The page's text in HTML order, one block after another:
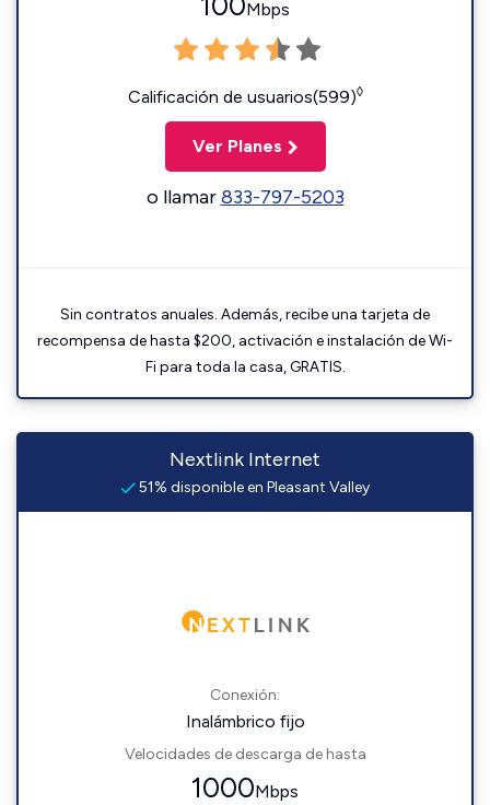
Mbps
Calificación de usuarios(599)◊
Ver Planes
o llamar833-797-5203
Sin contratos anuales. Además, recibe una tarjeta de
recompensa de hasta $200, activación e instalación de Wi-
Fi para toda la casa, GRATIS.
Nextlink Internet
51% disponible en Pleasant Valley
Conexión:
Inalámbrico fijo
Velocidades de descarga de hasta
1000Mbps